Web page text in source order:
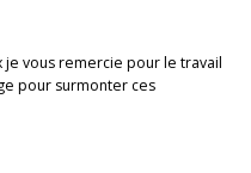
je vous remercie pour le travail
pour surmonter ces